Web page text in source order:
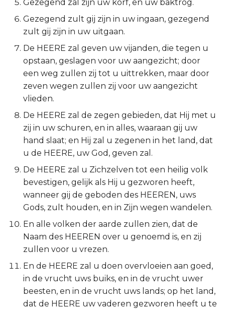
Filipenzen
Kolossenzen
1 Thessalonicenzen
2 Timótheüs
Titus
Filémon
Hebreeën
Jakobus
1 Petrus
2 Petrus
1 Johannes
Gezegend zal zijn uw korf, en uw baktrog.
Gezegend zult gij zijn in uw ingaan, gezegend
zult gij zijn in uw uitgaan.
De HEERE zal geven uw vijanden, die tegen u
opstaan, geslagen voor uw aangezicht; door
een weg zullen zij tot u uittrekken, maar door
zeven wegen zullen zij voor uw aangezicht
vlieden.
De HEERE zal de zegen gebieden, dat Hij met u
zij in uw schuren, en in alles, waaraan gij uw
hand slaat; en Hij zal u zegenen in het land, dat
u de HEERE, uw God, geven zal.
De HEERE zal u Zichzelven tot een heilig volk
bevestigen, gelijk als Hij u gezworen heeft,
wanneer gij de geboden des HEEREN, uws
Gods, zult houden, en in Zijn wegen wandelen.
En alle volken der aarde zullen zien, dat de
Naam des HEEREN over u genoemd is, en zij
zullen voor u vrezen.
En de HEERE zal u doen overvloeien aan goed,
in de vrucht uws buiks, en in de vrucht uwer
beesten, en in de vrucht uws lands; op het land,
dat de HEERE uw vaderen gezworen heeft u te